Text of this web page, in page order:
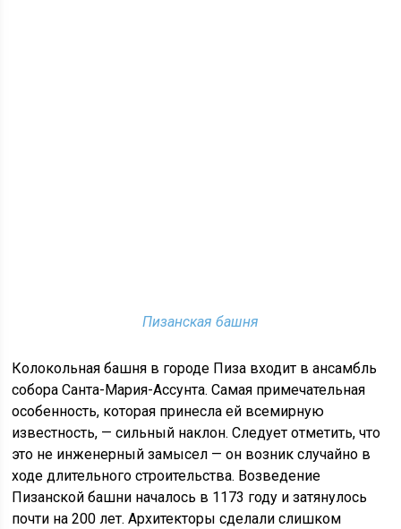
Пизанская башня
Колокольная башня в городе Пиза входит в ансамбль
собора Санта-Мария-Ассунта. Самая примечательная
особенность, которая принесла ей всемирную
известность, — сильный наклон. Следует отметить, что
это не инженерный замысел — он возник случайно в
ходе длительного строительства. Возведение
Пизанской башни началось в 1173 году и затянулось
почти на 200 лет. Архитекторы сделали слишком